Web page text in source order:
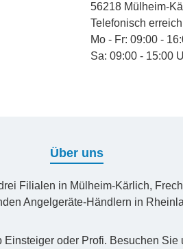
56218 Mülheim-
Telefonisch
Mo - Fr: 09:00 -
Sa: 09:00 - 15:00
Über uns
Filialen in Mülheim-Kärlich,
Angelgeräte-Händlern in
oder Profi. Besuchen